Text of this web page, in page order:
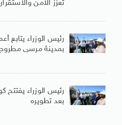
تعزز الأمن
رئيس الوزراء يتابع
بمدينة مرسى
رئيس الوزراء
بعد تطويره